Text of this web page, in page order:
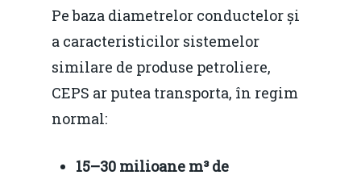
Pe baza diametrelor conductelor și
a caracteristicilor sistemelor
similare de produse petroliere,
CEPS ar putea transporta, în regim
normal:
15–30 milioane m³ de